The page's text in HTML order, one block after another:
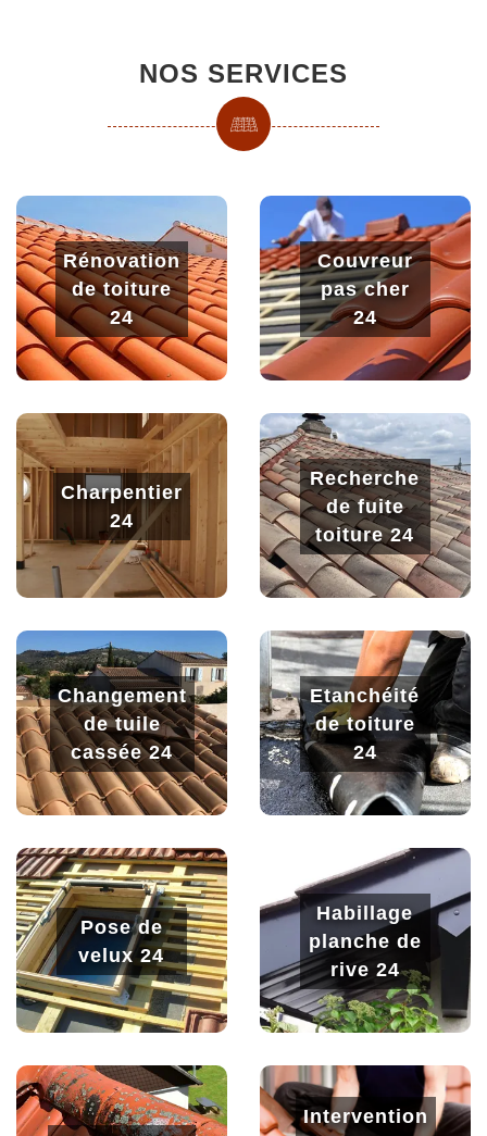
NOS SERVICES
Rénovation
de toiture
24
Couvreur
pas cher
24
Charpentier
24
Recherche
de fuite
toiture 24
Changement
de tuile
cassée 24
Etanchéité
de toiture
24
Pose de
velux 24
Habillage
planche de
rive 24
Intervention